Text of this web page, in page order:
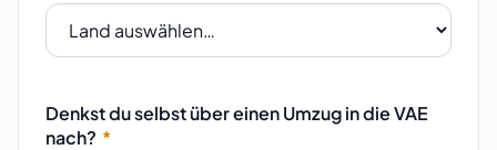
Denkst du selbst über einen Umzug in die VAE
nach? *